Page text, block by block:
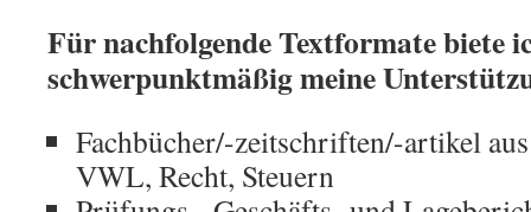
Für nachfolgende Textformate biete
schwerpunktmäßig meine
Fachbücher/-zeitschriften/-artikel
VWL, Recht, Steuern